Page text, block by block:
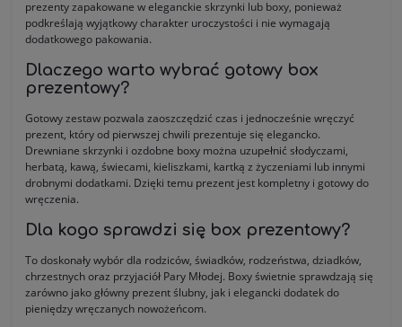
prezenty zapakowane w eleganckie skrzynki lub boxy, ponieważ
podkreślają wyjątkowy charakter uroczystości i nie wymagają
dodatkowego pakowania.
Dlaczego warto wybrać gotowy box
prezentowy?
Gotowy zestaw pozwala zaoszczędzić czas i jednocześnie wręczyć
prezent, który od pierwszej chwili prezentuje się elegancko.
Drewniane skrzynki i ozdobne boxy można uzupełnić słodyczami,
herbatą, kawą, świecami, kieliszkami, kartką z życzeniami lub innymi
drobnymi dodatkami. Dzięki temu prezent jest kompletny i gotowy do
wręczenia.
Dla kogo sprawdzi się box prezentowy?
To doskonały wybór dla rodziców, świadków, rodzeństwa, dziadków,
chrzestnych oraz przyjaciół Pary Młodej. Boxy świetnie sprawdzają się
zarówno jako główny prezent ślubny, jak i elegancki dodatek do
pieniędzy wręczanych nowożeńcom.